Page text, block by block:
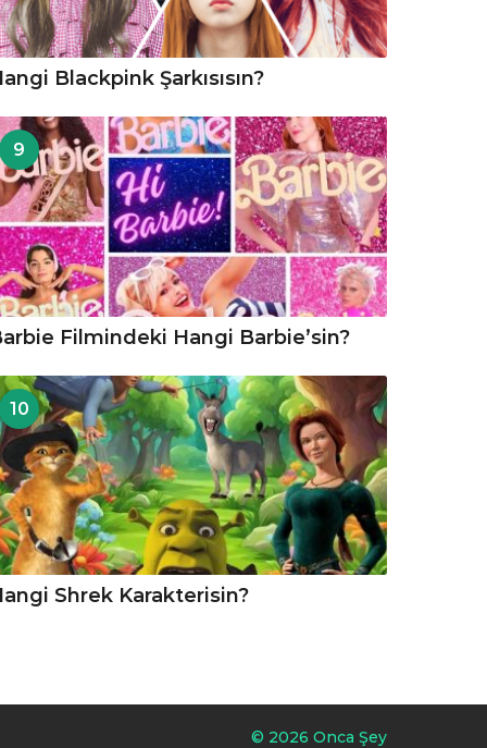
Blackpink Şarkısısın?
9
Filmindeki Hangi Barbie’sin?
10
Shrek Karakterisin?
© 2026 Onca Şey